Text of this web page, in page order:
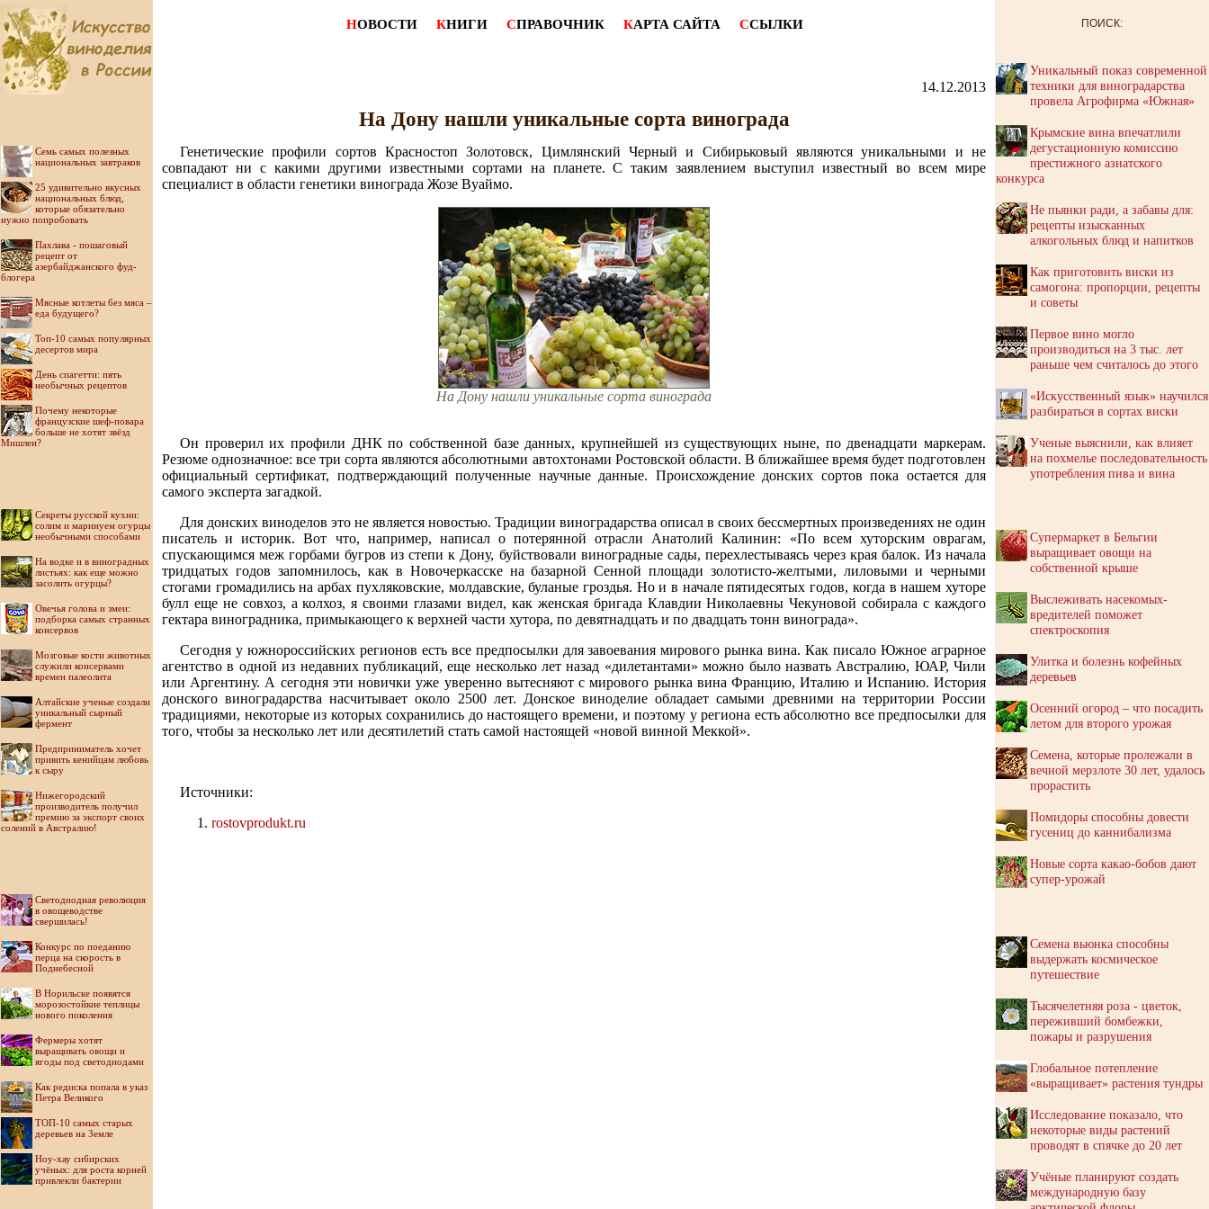
Семь самых полезных
национальных завтраков
25 удивительно вкусных
национальных блюд,
которые обязательно
нужно попробовать
Пахлава - пошаговый
рецепт от
азербайджанского фуд-
блогера
Мясные котлеты без мяса –
еда будущего?
Топ-10 самых популярных
десертов мира
День спагетти: пять
необычных рецептов
Почему некоторые
французские шеф-повара
больше не хотят звёзд
Мишлен?
Секреты русской кухни:
солим и маринуем огурцы
необычными способами
На водке и в виноградных
листьях: как еще можно
засолить огурцы?
Овечья голова и змеи:
подборка самых странных
консервов
Мозговые кости животных
служили консервами
времен палеолита
Алтайские ученые создали
уникальный сырный
фермент
Предприниматель хочет
привить кенийцам любовь
к сыру
Нижегородский
производитель получил
премию за экспорт своих
солений в Австралию!
Светодиодная революция
в овощеводстве
свершилась!
Конкурс по поеданию
перца на скорость в
Поднебесной
В Норильске появятся
морозостойкие теплицы
нового поколения
Фермеры хотят
выращивать овощи и
ягоды под светодиодами
Как редиска попала в указ
Петра Великого
ТОП-10 самых старых
деревьев на Земле
Ноу-хау сибирских
учёных: для роста корней
привлекли бактерии
НОВОСТИ КНИГИ СПРАВОЧНИК КАРТА САЙТА ССЫЛКИ
14.12.2013
На Дону нашли уникальные сорта винограда
Генетические профили сортов Красностоп Золотовск, Цимлянский Черный и Сибирьковый являются уникальными и не
совпадают ни с какими другими известными сортами на планете. С таким заявлением выступил известный во всем мире
специалист в области генетики винограда Жозе Вуаймо.
На Дону нашли уникальные сорта винограда
Он проверил их профили ДНК по собственной базе данных, крупнейшей из существующих ныне, по двенадцати маркерам.
Резюме однозначное: все три сорта являются абсолютными автохтонами Ростовской области. В ближайшее время будет подготовлен
официальный сертификат, подтверждающий полученные научные данные. Происхождение донских сортов пока остается для
самого эксперта загадкой.
Для донских виноделов это не является новостью. Традиции виноградарства описал в своих бессмертных произведениях не один
писатель и историк. Вот что, например, написал о потерянной отрасли Анатолий Калинин: «По всем хуторским оврагам,
спускающимся меж горбами бугров из степи к Дону, буйствовали виноградные сады, перехлестываясь через края балок. Из начала
тридцатых годов запомнилось, как в Новочеркасске на базарной Сенной площади золотисто-желтыми, лиловыми и черными
стогами громадились на арбах пухляковские, молдавские, буланые гроздья. Но и в начале пятидесятых годов, когда в нашем хуторе
булл еще не совхоз, а колхоз, я своими глазами видел, как женская бригада Клавдии Николаевны Чекуновой собирала с каждого
гектара виноградника, примыкающего к верхней части хутора, по девятнадцать и по двадцать тонн винограда».
Сегодня у южнороссийских регионов есть все предпосылки для завоевания мирового рынка вина. Как писало Южное аграрное
агентство в одной из недавних публикаций, еще несколько лет назад «дилетантами» можно было назвать Австралию, ЮАР, Чили
или Аргентину. А сегодня эти новички уже уверенно вытесняют с мирового рынка вина Францию, Италию и Испанию. История
донского виноградарства насчитывает около 2500 лет. Донское виноделие обладает самыми древними на территории России
традициями, некоторые из которых сохранились до настоящего времени, и поэтому у региона есть абсолютно все предпосылки для
того, чтобы за несколько лет или десятилетий стать самой настоящей «новой винной Меккой».
Источники:
rostovprodukt.ru
ПОИСК:
Уникальный показ современной
техники для виноградарства
провела Агрофирма «Южная»
Крымские вина впечатлили
дегустационную комиссию
престижного азиатского
конкурса
Не пьянки ради, а забавы для:
рецепты изысканных
алкогольных блюд и напитков
Как приготовить виски из
самогона: пропорции, рецепты
и советы
Первое вино могло
производиться на 3 тыс. лет
раньше чем считалось до этого
«Искусственный язык» научился
разбираться в сортах виски
Ученые выяснили, как влияет
на похмелье последовательность
употребления пива и вина
Супермаркет в Бельгии
выращивает овощи на
собственной крыше
Выслеживать насекомых-
вредителей поможет
спектроскопия
Улитка и болезнь кофейных
деревьев
Осенний огород – что посадить
летом для второго урожая
Семена, которые пролежали в
вечной мерзлоте 30 лет, удалось
прорастить
Помидоры способны довести
гусениц до каннибализма
Новые сорта какао-бобов дают
супер-урожай
Семена вьюнка способны
выдержать космическое
путешествие
Тысячелетняя роза - цветок,
переживший бомбежки,
пожары и разрушения
Глобальное потепление
«выращивает» растения тундры
Исследование показало, что
некоторые виды растений
проводят в спячке до 20 лет
Учёные планируют создать
международную базу